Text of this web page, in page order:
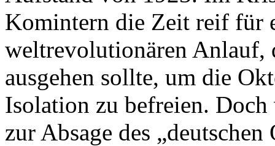
Komintern die Zeit reif für
weltrevolutionären Anlauf,
ausgehen sollte, um die
Isolation zu befreien.
zur Absage des